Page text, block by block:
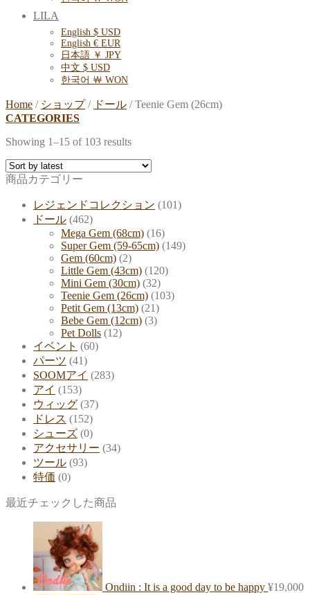
LILA
English $ USD
English € EUR
日本語 ￥ JPY
中文 $ USD
한국어 ￦ WON
Home / ショップ / ドール /Teenie Gem (26cm)
CATEGORIES
Showing 1–15 of 103 results
商品カテゴリー
レジェンドコレクション (101)
ドール (462)
Mega Gem (68cm) (16)
Super Gem (59-65cm) (149)
Gem (60cm) (2)
Little Gem (43cm) (120)
Mini Gem (30cm) (32)
Teenie Gem (26cm) (103)
Petit Gem (13cm) (21)
Bebe Gem (12cm) (3)
Pet Dolls (12)
イベント (60)
パーツ (41)
SOOMアイ (283)
アイ (153)
ウィッグ (37)
ドレス (152)
シューズ (0)
アクセサリー (34)
ツール (93)
特価 (0)
最近チェックした商品
Ondiin : It is a good day to be happy ¥19,000